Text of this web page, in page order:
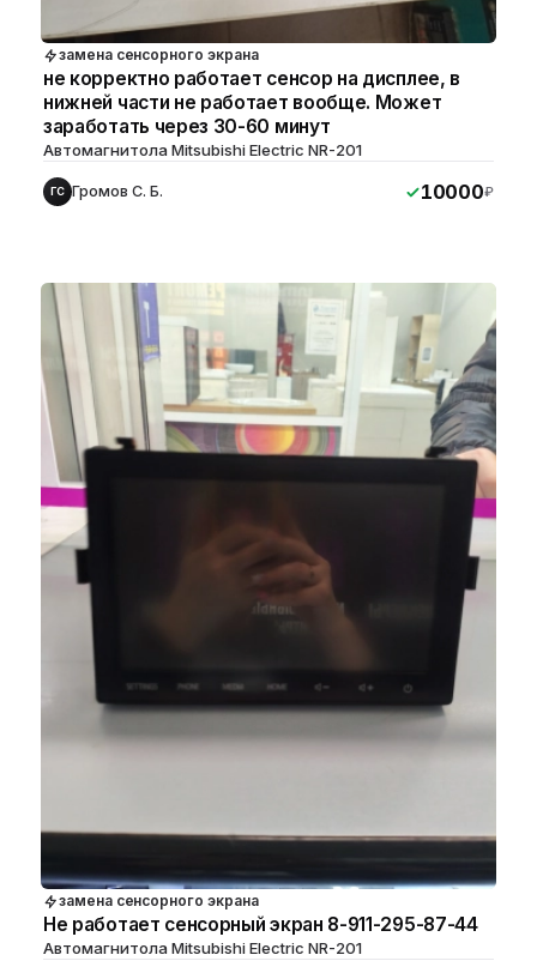
замена сенсорного экрана
не корректно работает сенсор на дисплее, в
нижней части не работает вообще. Может
заработать через 30-60 минут
Автомагнитола Mitsubishi Electric NR-201
ГС Громов С. Б. 10000₽
замена сенсорного экрана
Не работает сенсорный экран 8-911-295-87-44
Автомагнитола Mitsubishi Electric NR-201